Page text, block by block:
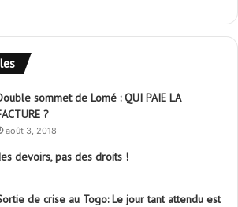
sommet de Lomé : QUI PAIE LA
?
août 3, 2018
devoirs, pas des droits !
de crise au Togo: Le jour tant attendu est